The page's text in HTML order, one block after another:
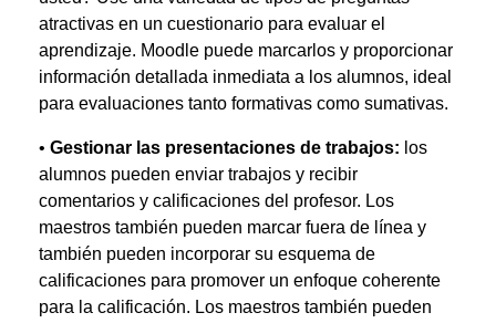
atractivas en un cuestionario para evaluar el
aprendizaje. Moodle puede marcarlos y proporcionar
información detallada inmediata a los alumnos, ideal
para evaluaciones tanto formativas como sumativas.
• Gestionar las presentaciones de trabajos: los
alumnos pueden enviar trabajos y recibir
comentarios y calificaciones del profesor. Los
maestros también pueden marcar fuera de línea y
también pueden incorporar su esquema de
calificaciones para promover un enfoque coherente
para la calificación. Los maestros también pueden